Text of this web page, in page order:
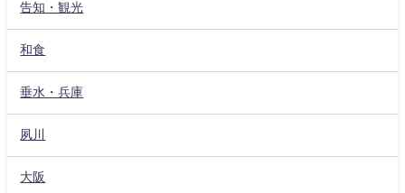
告知・観光
和食
垂水・兵庫
夙川
大阪